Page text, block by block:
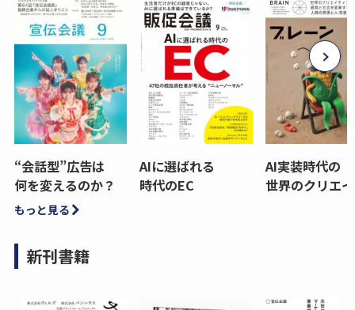
“会話型”広告は
何を変えるのか？
AIに選ばれる
時代のEC
AI実装時代の
世界のクリエ
もっと見る
新刊書籍